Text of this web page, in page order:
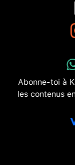
Abonne-toi à
les contenus